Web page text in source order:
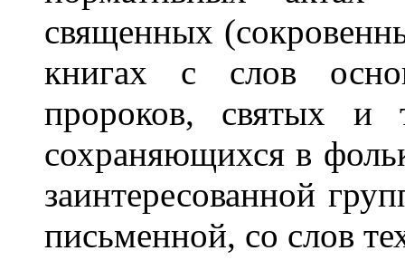
священных
книгах с слов
пророков, святых
сохраняющихся в
заинтересованной
письменной, со слов